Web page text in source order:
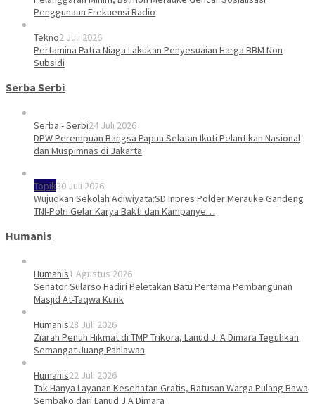
Penggunaan Frekuensi Radio
Tekno2 Juli 2026
Pertamina Patra Niaga Lakukan Penyesuaian Harga BBM Non
Subsidi
Serba Serbi
Serba - Serbi24 Juli 2026
DPW Perempuan Bangsa Papua Selatan Ikuti Pelantikan Nasional
dan Muspimnas di Jakarta
Topik30 Juli 2026
Wujudkan Sekolah Adiwiyata:SD Inpres Polder Merauke Gandeng
TNI-Polri Gelar Karya Bakti dan Kampanye…
Humanis
Humanis1 Agustus 2026
Senator Sularso Hadiri Peletakan Batu Pertama Pembangunan
Masjid At-Taqwa Kurik
Humanis28 Juli 2026
Ziarah Penuh Hikmat di TMP Trikora, Lanud J. A Dimara Teguhkan
Semangat Juang Pahlawan
Humanis22 Juli 2026
Tak Hanya Layanan Kesehatan Gratis, Ratusan Warga Pulang Bawa
Sembako dari Lanud J.A Dimara